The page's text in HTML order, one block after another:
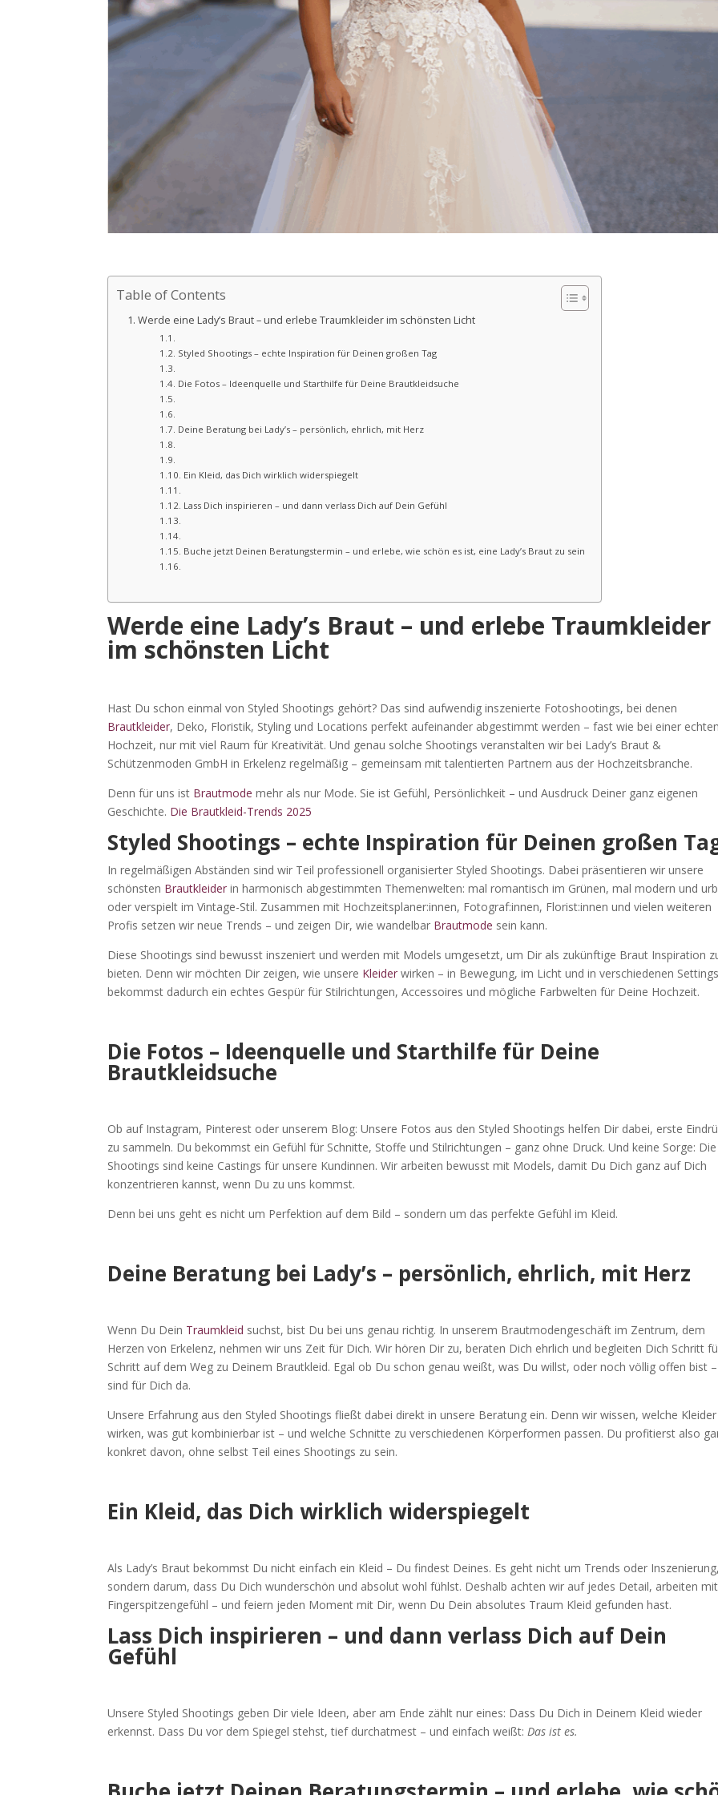
Table of Contents
Werde eine Lady’s Braut – und erlebe Traumkleider im schönsten Licht
Styled Shootings – echte Inspiration für Deinen großen Tag
Die Fotos – Ideenquelle und Starthilfe für Deine Brautkleidsuche
Deine Beratung bei Lady’s – persönlich, ehrlich, mit Herz
Ein Kleid, das Dich wirklich widerspiegelt
Lass Dich inspirieren – und dann verlass Dich auf Dein Gefühl
Buche jetzt Deinen Beratungstermin – und erlebe, wie schön es ist, eine Lady’s Braut zu sein
Werde eine Lady’s Braut – und erlebe Traumkleider
im schönsten Licht
Hast Du schon einmal von Styled Shootings gehört? Das sind aufwendig inszenierte Fotoshootings, bei denen
Brautkleider, Deko, Floristik, Styling und Locations perfekt aufeinander abgestimmt werden – fast wie bei einer echten
Hochzeit, nur mit viel Raum für Kreativität. Und genau solche Shootings veranstalten wir bei Lady’s Braut &
Schützenmoden GmbH in Erkelenz regelmäßig – gemeinsam mit talentierten Partnern aus der Hochzeitsbranche.
Denn für uns ist Brautmode mehr als nur Mode. Sie ist Gefühl, Persönlichkeit – und Ausdruck Deiner ganz eigenen
Geschichte. Die Brautkleid-Trends 2025
Styled Shootings – echte Inspiration für Deinen großen
In regelmäßigen Abständen sind wir Teil professionell organisierter Styled Shootings. Dabei präsentieren wir unsere
schönsten Brautkleider in harmonisch abgestimmten Themenwelten: mal romantisch im Grünen, mal modern und
oder verspielt im Vintage-Stil. Zusammen mit Hochzeitsplaner:innen, Fotograf:innen, Florist:innen und vielen weiteren
Profis setzen wir neue Trends – und zeigen Dir, wie wandelbar Brautmode sein kann.
Diese Shootings sind bewusst inszeniert und werden mit Models umgesetzt, um Dir als zukünftige Braut Inspiration
bieten. Denn wir möchten Dir zeigen, wie unsere Kleider wirken – in Bewegung, im Licht und in verschiedenen
bekommst dadurch ein echtes Gespür für Stilrichtungen, Accessoires und mögliche Farbwelten für Deine Hochzeit.
Die Fotos – Ideenquelle und Starthilfe für Deine
Brautkleidsuche
Ob auf Instagram, Pinterest oder unserem Blog: Unsere Fotos aus den Styled Shootings helfen Dir dabei, erste
zu sammeln. Du bekommst ein Gefühl für Schnitte, Stoffe und Stilrichtungen – ganz ohne Druck. Und keine Sorge: Die
Shootings sind keine Castings für unsere Kundinnen. Wir arbeiten bewusst mit Models, damit Du Dich ganz auf Dich
konzentrieren kannst, wenn Du zu uns kommst.
Denn bei uns geht es nicht um Perfektion auf dem Bild – sondern um das perfekte Gefühl im Kleid.
Deine Beratung bei Lady’s – persönlich, ehrlich, mit Herz
Wenn Du Dein Traumkleid suchst, bist Du bei uns genau richtig. In unserem Brautmodengeschäft im Zentrum, dem
Herzen von Erkelenz, nehmen wir uns Zeit für Dich. Wir hören Dir zu, beraten Dich ehrlich und begleiten Dich Schritt
Schritt auf dem Weg zu Deinem Brautkleid. Egal ob Du schon genau weißt, was Du willst, oder noch völlig offen bist
sind für Dich da.
Unsere Erfahrung aus den Styled Shootings fließt dabei direkt in unsere Beratung ein. Denn wir wissen, welche
wirken, was gut kombinierbar ist – und welche Schnitte zu verschiedenen Körperformen passen. Du profitierst also
konkret davon, ohne selbst Teil eines Shootings zu sein.
Ein Kleid, das Dich wirklich widerspiegelt
Als Lady’s Braut bekommst Du nicht einfach ein Kleid – Du findest Deines. Es geht nicht um Trends oder Inszenierung,
sondern darum, dass Du Dich wunderschön und absolut wohl fühlst. Deshalb achten wir auf jedes Detail, arbeiten
Fingerspitzengefühl – und feiern jeden Moment mit Dir, wenn Du Dein absolutes Traum Kleid gefunden hast.
Lass Dich inspirieren – und dann verlass Dich auf Dein
Gefühl
Unsere Styled Shootings geben Dir viele Ideen, aber am Ende zählt nur eines: Dass Du Dich in Deinem Kleid wieder
erkennst. Dass Du vor dem Spiegel stehst, tief durchatmest – und einfach weißt:Das ist es.